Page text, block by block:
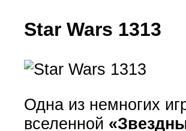
Star Wars 1313
Одна из немногих
вселенной